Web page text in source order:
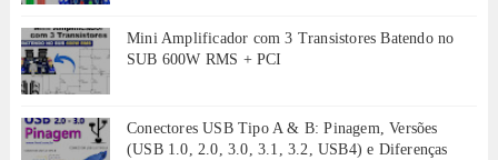
Mini Amplificador com 3 Transistores Batendo no
SUB 600W RMS + PCI
Conectores USB Tipo A & B: Pinagem, Versões
(USB 1.0, 2.0, 3.0, 3.1, 3.2, USB4) e Diferenças